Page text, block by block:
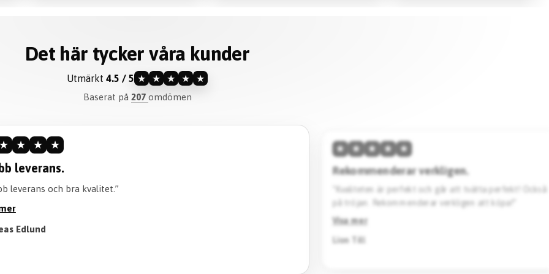
Det här tycker våra kunder
Utmärkt 4.5 / 5 ★ ★ ★ ★ ★
Baserat på 207 omdömen
★ ★ ★ ★
verkligen.
är perfekt och går att tvätta perfekt! Också en bra tid att vänta
Rekommenderar verkligen att köpa!”
★ ★ ★ ★ ★
Hög kvalitet & skön passform.
“Den här tröjan imponerar med sin höga kvalitet och
Designen är stilren. Jag köpte en svart Barcelona
Rekommenderar starkt.”
Visa mer